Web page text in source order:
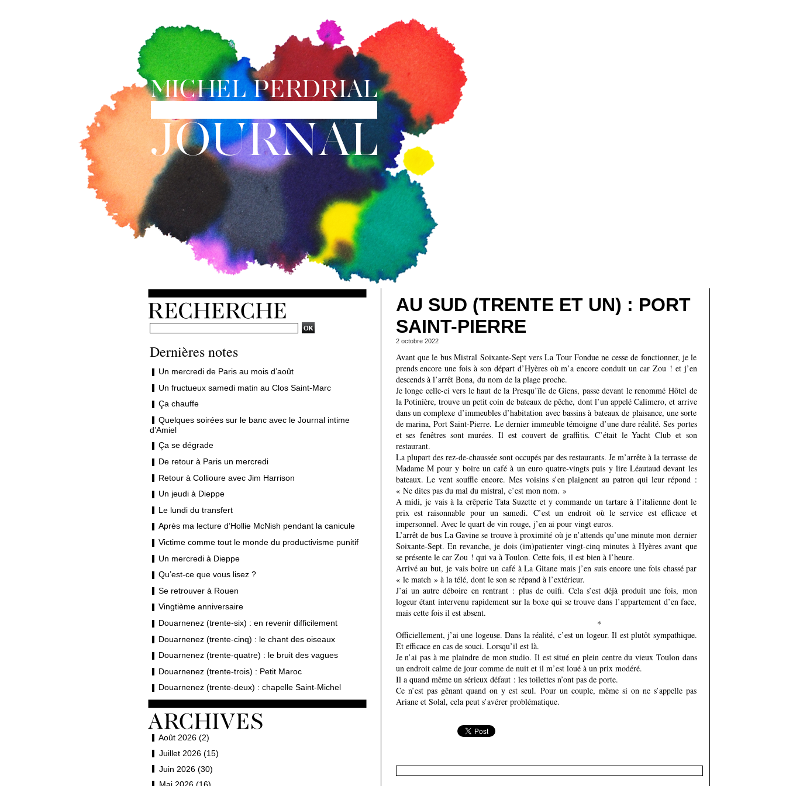
Dernières notes
Un mercredi de Paris au mois d’août
Un fructueux samedi matin au Clos Saint-Marc
Ça chauffe
Quelques soirées sur le banc avec le Journal intime
d’Amiel
Ça se dégrade
De retour à Paris un mercredi
Retour à Collioure avec Jim Harrison
Un jeudi à Dieppe
Le lundi du transfert
Après ma lecture d’Hollie McNish pendant la canicule
Victime comme tout le monde du productivisme punitif
Un mercredi à Dieppe
Qu’est-ce que vous lisez ?
Se retrouver à Rouen
Vingtième anniversaire
Douarnenez (trente-six) : en revenir difficilement
Douarnenez (trente-cinq) : le chant des oiseaux
Douarnenez (trente-quatre) : le bruit des vagues
Douarnenez (trente-trois) : Petit Maroc
Douarnenez (trente-deux) : chapelle Saint-Michel
Août 2026 (2)
Juillet 2026 (15)
Juin 2026 (30)
AU SUD (TRENTE ET UN) : PORT
SAINT-PIERRE
2 octobre 2022
Avant que le bus Mistral Soixante-Sept vers La Tour Fondue ne cesse de fonctionner, je le
prends encore une fois à son départ d’Hyères où m’a encore conduit un car Zou ! et j’en
descends à l’arrêt Bona, du nom de la plage proche.
Je longe celle-ci vers le haut de la Presqu’île de Giens, passe devant le renommé Hôtel de
la Potinière, trouve un petit coin de bateaux de pêche, dont l’un appelé Calimero, et arrive
dans un complexe d’immeubles d’habitation avec bassins à bateaux de plaisance, une sorte
de marina, Port Saint-Pierre. Le dernier immeuble témoigne d’une dure réalité. Ses portes
et ses fenêtres sont murées. Il est couvert de graffitis. C’était le Yacht Club et son
restaurant.
La plupart des rez-de-chaussée sont occupés par des restaurants. Je m’arrête à la terrasse de
Madame M pour y boire un café à un euro quatre-vingts puis y lire Léautaud devant les
bateaux. Le vent souffle encore. Mes voisins s’en plaignent au patron qui leur répond :
« Ne dites pas du mal du mistral, c’est mon nom. »
A midi, je vais à la crêperie Tata Suzette et y commande un tartare à l’italienne dont le
prix est raisonnable pour un samedi. C’est un endroit où le service est efficace et
impersonnel. Avec le quart de vin rouge, j’en ai pour vingt euros.
L’arrêt de bus La Gavine se trouve à proximité où je n’attends qu’une minute mon dernier
Soixante-Sept. En revanche, je dois (im)patienter vingt-cinq minutes à Hyères avant que
se présente le car Zou ! qui va à Toulon. Cette fois, il est bien à l’heure.
Arrivé au but, je vais boire un café à La Gitane mais j’en suis encore une fois chassé par
« le match » à la télé, dont le son se répand à l’extérieur.
J’ai un autre déboire en rentrant : plus de ouifi. Cela s’est déjà produit une fois, mon
logeur étant intervenu rapidement sur la boxe qui se trouve dans l’appartement d’en face,
mais cette fois il est absent.
*
Officiellement, j’ai une logeuse. Dans la réalité, c’est un logeur. Il est plutôt sympathique.
Et efficace en cas de souci. Lorsqu’il est là.
Je n’ai pas à me plaindre de mon studio. Il est situé en plein centre du vieux Toulon dans
un endroit calme de jour comme de nuit et il m’est loué à un prix modéré.
Il a quand même un sérieux défaut : les toilettes n’ont pas de porte.
Ce n’est pas gênant quand on y est seul. Pour un couple, même si on ne s’appelle pas
Ariane et Solal, cela peut s’avérer problématique.